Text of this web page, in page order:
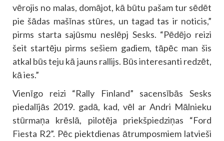
vērojis no malas, domājot, kā būtu pašam tur sēdēt
pie šādas mašīnas stūres, un tagad tas ir noticis,”
pirms starta sajūsmu neslēpj Sesks. “Pēdējo reizi
šeit startēju pirms sešiem gadiem, tāpēc man šis
atkal būs teju kā jauns rallijs. Būs interesanti redzēt,
kā ies.”
Vienīgo reizi “Rally Finland” sacensībās Sesks
piedalījās 2019. gadā, kad, vēl ar Andri Mālnieku
stūrmaņa krēslā, pilotēja priekšpiedziņas “Ford
Fiesta R2”. Pēc piektdienas ātrumposmiem latvieši